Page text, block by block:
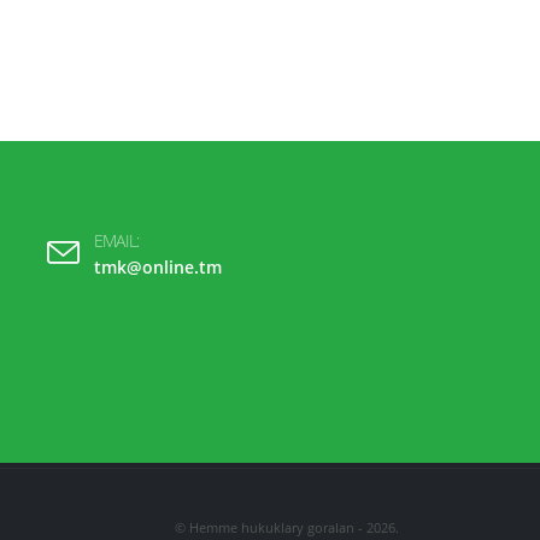
EMAIL:
tmk@online.tm
© Hemme hukuklary goralan - 2026.